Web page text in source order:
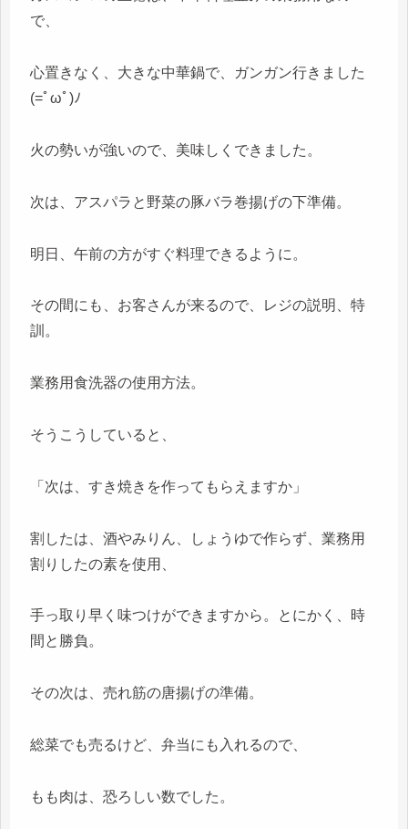
で、
心置きなく、大きな中華鍋で、ガンガン行きました
(=ﾟωﾟ)ﾉ
火の勢いが強いので、美味しくできました。
次は、アスパラと野菜の豚バラ巻揚げの下準備。
明日、午前の方がすぐ料理できるように。
その間にも、お客さんが来るので、レジの説明、特
訓。
業務用食洗器の使用方法。
そうこうしていると、
「次は、すき焼きを作ってもらえますか」
割したは、酒やみりん、しょうゆで作らず、業務用
割りしたの素を使用、
手っ取り早く味つけができますから。とにかく、時
間と勝負。
その次は、売れ筋の唐揚げの準備。
総菜でも売るけど、弁当にも入れるので、
もも肉は、恐ろしい数でした。